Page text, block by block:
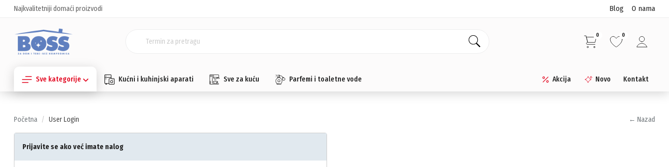
Najkvalitetniji domaći proizvodi Blog O nama
0 0
Sve kategorije Kućni i kuhinjski aparati Sve za kuću Parfemi i toaletne vode Akcija Novo Kontakt
Početna User Login ← Nazad
Prijavite se ako već imate nalog